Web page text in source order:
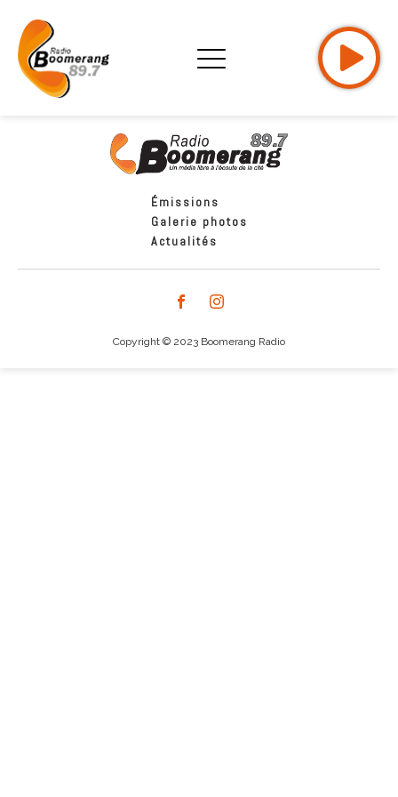
Émissions
Galerie photos
Actualités
Copyright © 2023 Boomerang Radio